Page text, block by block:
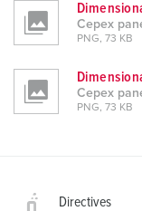
Cepex
PNG, 73 KB
Cepex
PNG, 73 KB
Directives